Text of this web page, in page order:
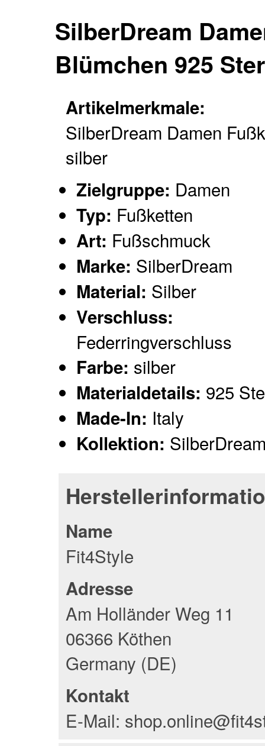
SilberDream
Blümchen 925
Artikelmerkmale:
SilberDream Damen
silber
Zielgruppe: Damen
Typ: Fußketten
Art: Fußschmuck
Marke: SilberDream
Material: Silber
Verschluss:
Federringverschluss
Farbe: silber
Materialdetails: 925
Made-In: Italy
Kollektion:
Name
Fit4Style
Adresse
Am Holländer Weg 11
06366 Köthen
Germany (DE)
Kontakt
E-Mail: